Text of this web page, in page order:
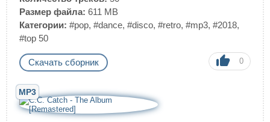
Размер файла: 611 MB
Категории: #pop, #dance, #disco, #retro, #mp3, #2018,
#top 50
Скачать сборник 0
MP3